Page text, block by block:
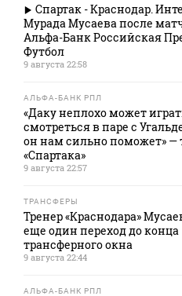
Спартак - Краснодар.
Мурада Мусаева после
Альфа-Банк Российская
Футбол
9 августа 22:58
АЛЬФА-БАНК РПЛ
«Даку неплохо может
смотреться в паре с
он нам сильно поможет» —
«Спартака»
9 августа 22:57
ТРАНСФЕРЫ
Тренер «Краснодара»
еще один переход до конца
трансферного окна
9 августа 22:44
АЛЬФА-БАНК РПЛ